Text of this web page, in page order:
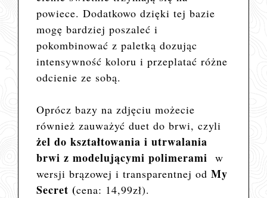
powiece. Dodatkowo dzięki tej bazie
mogę bardziej poszaleć i
pokombinować z paletką dozując
intensywność koloru i przeplatać różne
odcienie ze sobą.
Oprócz bazy na zdjęciu możecie
również zauważyć duet do brwi, czyli
żel do kształtowania i utrwalania
brwi z modelującymi polimeramiw
wersji brązowej i transparentnej odMy
Secret (cena: 14,99zł).